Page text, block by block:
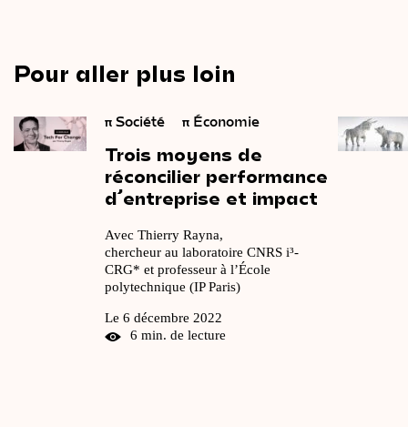
Pour aller plus loin
π Société π Économie
Trois moyens de
réconcilier performance
d’entreprise et impact
Avec Thierry Rayna,
chercheur au laboratoire CNRS i³-
CRG* et professeur à l’École
polytechnique (IP Paris)
Le 6 décembre 2022
6 min. de lecture